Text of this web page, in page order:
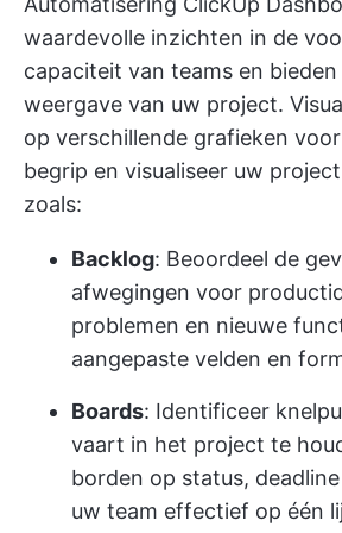
waardevolle inzichten in de
capaciteit van teams en bieden
weergave van uw project.
op verschillende grafieken
begrip en visualiseer uw
zoals:
Backlog: Beoordeel de
afwegingen voor
problemen en nieuwe
aangepaste velden en
Boards: Identificeer
vaart in het project te
borden op status,
uw team effectief op één